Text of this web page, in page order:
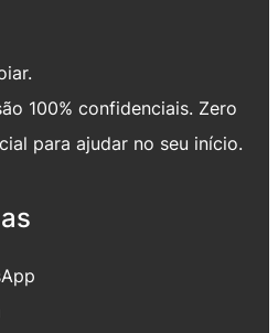
100% confidenciais. Zero
para ajudar no seu início.